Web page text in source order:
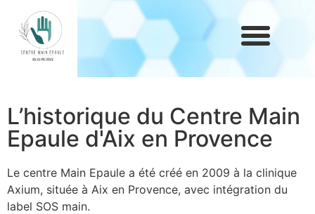
L’historique du Centre Main
Epaule d'Aix en Provence
Le centre Main Epaule a été créé en 2009 à la clinique
Axium, située à Aix en Provence, avec intégration du
label SOS main.